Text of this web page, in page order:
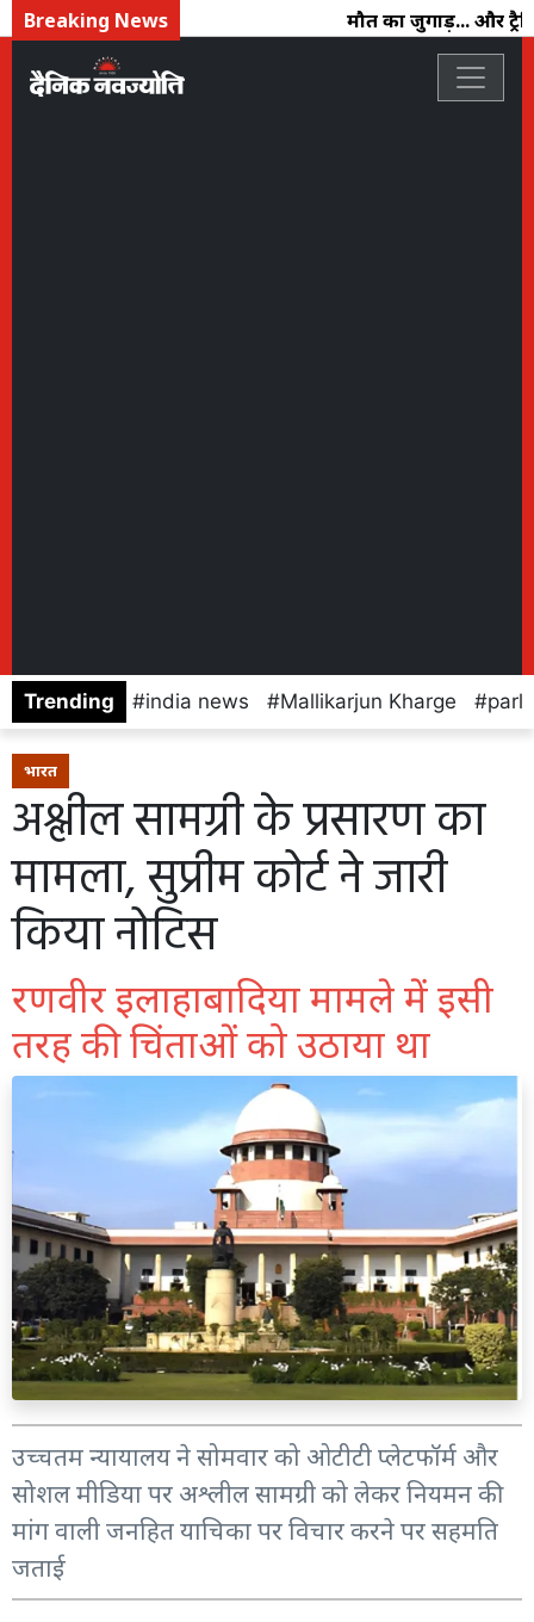
Breaking News मौत का जुगाड़... और
Trending india news Mallikarjun Kharge
भारत
अश्लील सामग्री के प्रसारण का
मामला, सुप्रीम कोर्ट ने जारी
किया नोटिस
रणवीर इलाहाबादिया मामले में इसी
तरह की चिंताओं को उठाया था
उच्चतम न्यायालय ने सोमवार को ओटीटी प्लेटफॉर्म और
सोशल मीडिया पर अश्लील सामग्री को लेकर नियमन की
मांग वाली जनहित याचिका पर विचार करने पर सहमति
जताई